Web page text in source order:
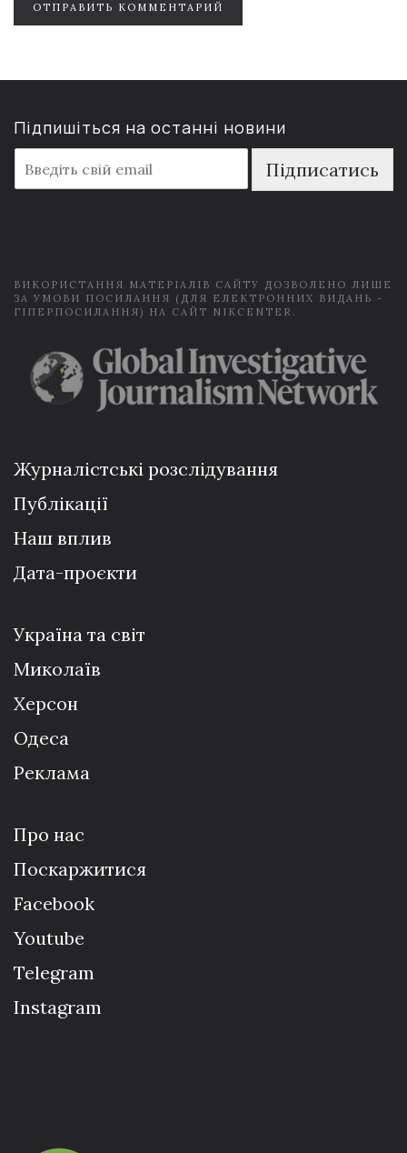
ОТПРАВИТЬ КОММЕНТАРИЙ
Підпишіться на останні новини
m
a
Підписатись
ВИКОРИСТАННЯ МАТЕРІАЛІВ САЙТУ ДОЗВОЛЕНО ЛИШЕ
ЗА УМОВИ ПОСИЛАННЯ (ДЛЯ ЕЛЕКТРОННИХ ВИДАНЬ -
ГІПЕРПОСИЛАННЯ) НА САЙТ NIKCENTER.
Журналістські розслідування
Публікації
Наш вплив
Дата-проєкти
Україна та світ
Миколаїв
Херсон
Одеса
Реклама
Про нас
Поскаржитися
Facebook
Youtube
Telegram
Instagram